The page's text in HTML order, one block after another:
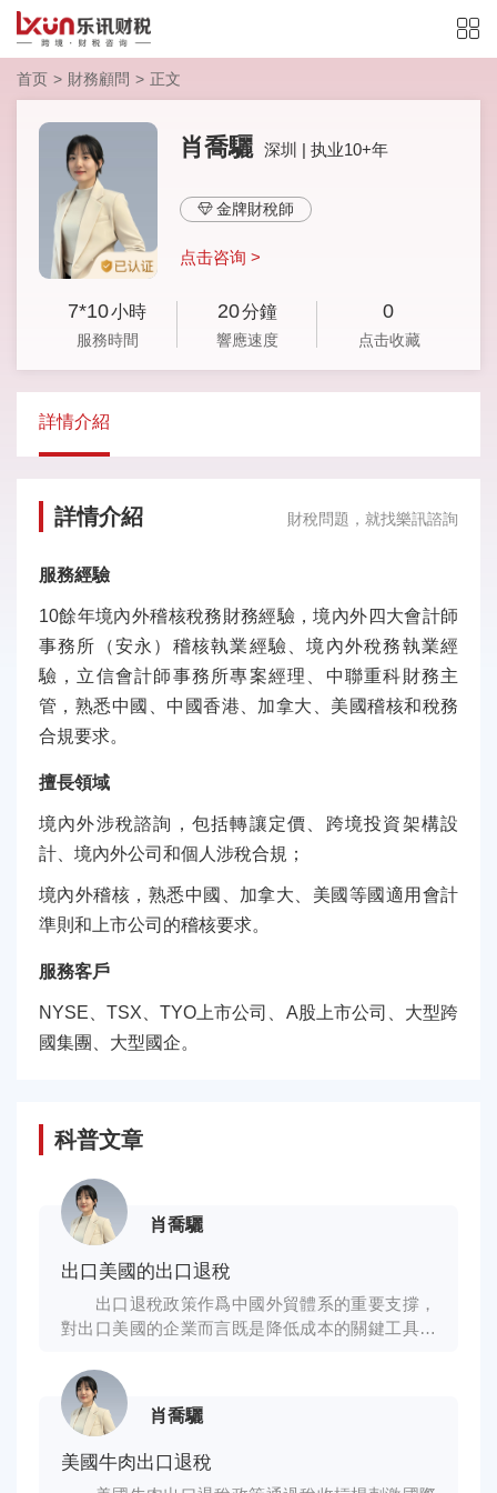
首页 > 財務顧問 > 正文
肖喬驪 深圳 | 执业10+年
金牌財稅師
点击咨询 >
7*10小時
服務時間
20分鐘
響應速度
0
点击收藏
詳情介紹
詳情介紹 財稅問題，就找樂訊諮詢
服務經驗
10餘年境內外稽核稅務財務經驗，境內外四大會計師
事務所（安永）稽核執業經驗、境內外稅務執業經
驗，立信會計師事務所專案經理、中聯重科財務主
管，熟悉中國、中國香港、加拿大、美國稽核和稅務
合規要求。
擅長領域
境內外涉稅諮詢，包括轉讓定價、跨境投資架構設
計、境內外公司和個人涉稅合規；
境內外稽核，熟悉中國、加拿大、美國等國適用會計
準則和上市公司的稽核要求。
服務客戶
NYSE、TSX、TYO上市公司、A股上市公司、大型跨
國集團、大型國企。
科普文章
肖喬驪
出口美國的出口退稅
出口退稅政策作爲中國外貿體系的重要支撐，
對出口美國的企業而言既是降低成本的關鍵工具，
概念 出口退稅是指國家對出
肖喬驪
美國牛肉出口退稅